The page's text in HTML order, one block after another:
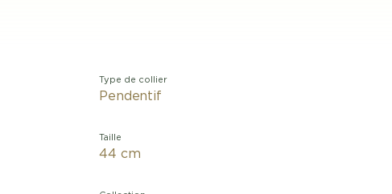
Type de collier
Pendentif
Taille
44 cm